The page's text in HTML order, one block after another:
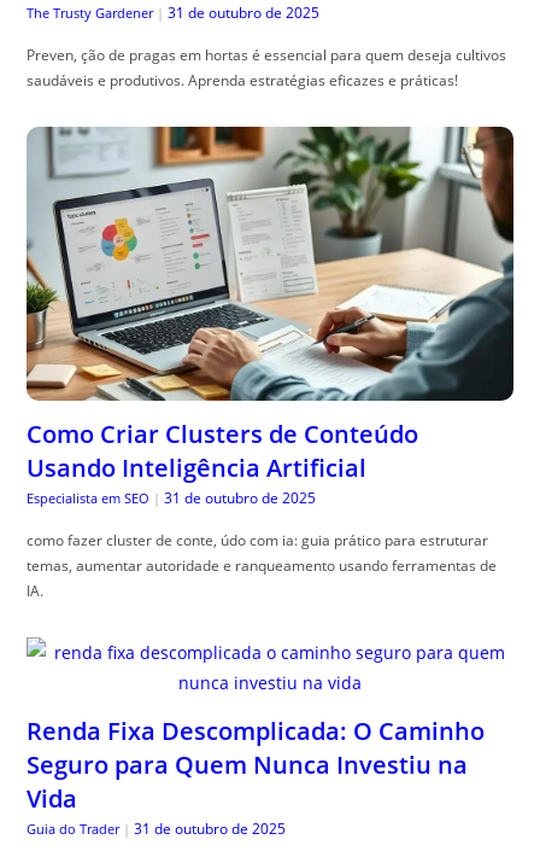
The Trusty Gardener | 31 de outubro de 2025
Preven, ção de pragas em hortas é essencial para quem deseja cultivos
saudáveis e produtivos. Aprenda estratégias eficazes e práticas!
Como Criar Clusters de Conteúdo
Usando Inteligência Artificial
Especialista em SEO | 31 de outubro de 2025
como fazer cluster de conte, údo com ia: guia prático para estruturar
temas, aumentar autoridade e ranqueamento usando ferramentas de
IA.
Renda Fixa Descomplicada: O Caminho
Seguro para Quem Nunca Investiu na
Vida
Guia do Trader | 31 de outubro de 2025